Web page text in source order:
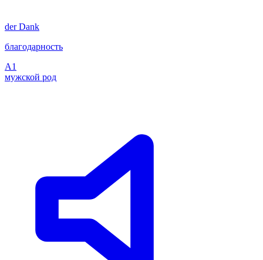
derDank
благодарность
A1
мужской род